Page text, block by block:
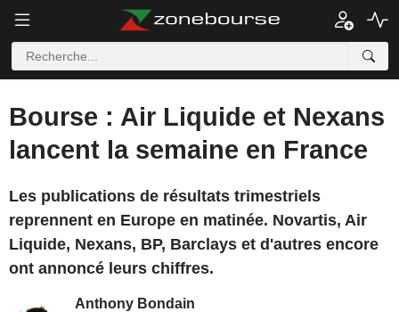
Bourse : Air Liquide et Nexans
lancent la semaine en France
Les publications de résultats trimestriels
reprennent en Europe en matinée. Novartis, Air
Liquide, Nexans, BP, Barclays et d'autres encore
ont annoncé leurs chiffres.
Anthony Bondain